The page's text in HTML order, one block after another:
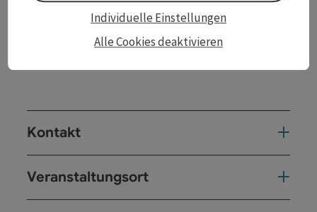
ProgrammLiteraturschiff Herbst
Kontakt
Veranstaltungsort
Alle Cookies deaktivieren
Individuelle Einstellungen